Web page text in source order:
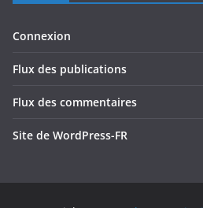
Connexion
Flux des publications
Flux des commentaires
Site de WordPress-FR